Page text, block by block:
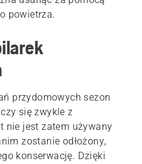
powietrza.
przydomowych sezon
się zwykle z
nie jest zatem używany
zostanie odłożony,
konserwację. Dzięki